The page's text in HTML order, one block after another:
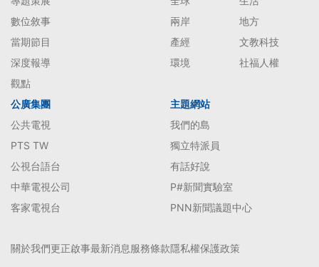
數位敘事
當期節目
深度報導
觀點
兩岸
地方
產經
文教科技
環境
社福人權
公廣集團
公共電視
PTS TW
公視台語台
中華電視公司
客家電視台
主題網站
我們的島
獨立特派員
有話好說
P#新聞實驗室
PNN新聞議題中心
關於我們更正啟事最新消息服務條款隱私權保護政策